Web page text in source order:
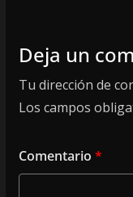
Deja un
Tu dirección de
Los campos
Comentario *